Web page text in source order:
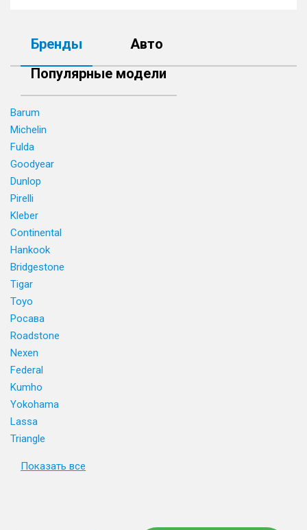
Бренды
Авто
Популярные модели
Barum
Michelin
Fulda
Goodyear
Dunlop
Pirelli
Kleber
Continental
Hankook
Bridgestone
Tigar
Toyo
Росава
Roadstone
Nexen
Federal
Kumho
Yokohama
Lassa
Triangle
Показать все